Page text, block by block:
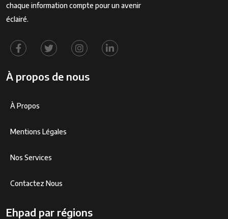
chaque information compte pour un avenir
éclairé.
À propos de nous
À Propos
Mentions Légales
Nos Services
Contactez Nous
Ehpad par régions